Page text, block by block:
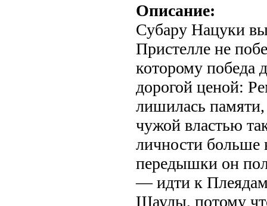
Описание:
Субару Нацуки
Пристелле не
которому победа
дорогой ценой:
лишилась
чужой властью
личности больше
передышки он
— идти к
Шаулы, потому